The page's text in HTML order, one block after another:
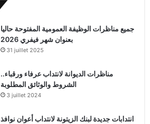
جميع مناظرات الوظيفة العمومية المفتوحة حاليا
بعنوان شهر فيفري 2026
31 juillet 2025
مناظرات الديوانة لانتداب عرفاء ورقباء..
الشروط والوثائق المطلوبة
3 juillet 2024
انتدابات جديدة لبنك الزيتونة لانتداب أعوان نوافذ